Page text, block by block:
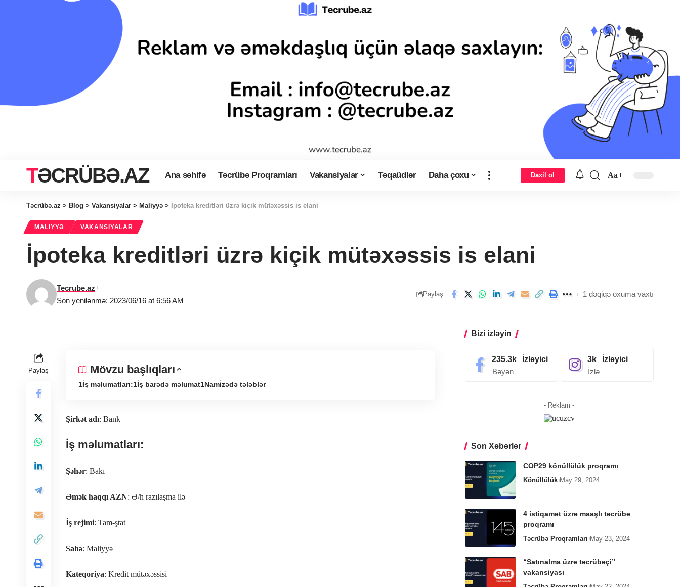
TƏCRÜBƏ.AZ Ana səhifə Təcrübə Proqramları Vakansiyalar Təqaüdlər Daha çoxu Daxil ol Aa
Təcrübə.az > Blog > Vakansiyalar > Maliyyə > İpoteka kreditləri üzrə kiçik mütəxəssis is elani
MALIYYƏ VAKANSIYALAR
İpoteka kreditləri üzrə kiçik mütəxəssis is elani
Son yenilənmə: 2023/06/16 at 6:56 AM
Tecrube.az
Paylaş 1 dəqiqə oxuma vaxtı
Paylaş Mövzu başlıqları
İş məlumatları: İş barədə məlumat Nami̇zədə tələblər
Şirkət adı: Bank
İş məlumatları:
Şəhər: Bakı
Əmək haqqı AZN: Ə/h razılaşma ilə
İş rejimi: Tam-ştat
Sahə: Maliyyə
Kateqoriya: Kredit mütəxəssisi
Bizi izləyin
235.3k İzləyici
Bəyən
3k İzləyici
İzlə
- Reklam -
Son Xəbərlər
COP29 könüllülük proqramı
Könüllülük May 29, 2024
4 istiqamət üzrə maaşlı təcrübə
proqramı
Təcrübə Proqramları May 23, 2024
“Satınalma üzrə təcrübəçi”
vakansiyası